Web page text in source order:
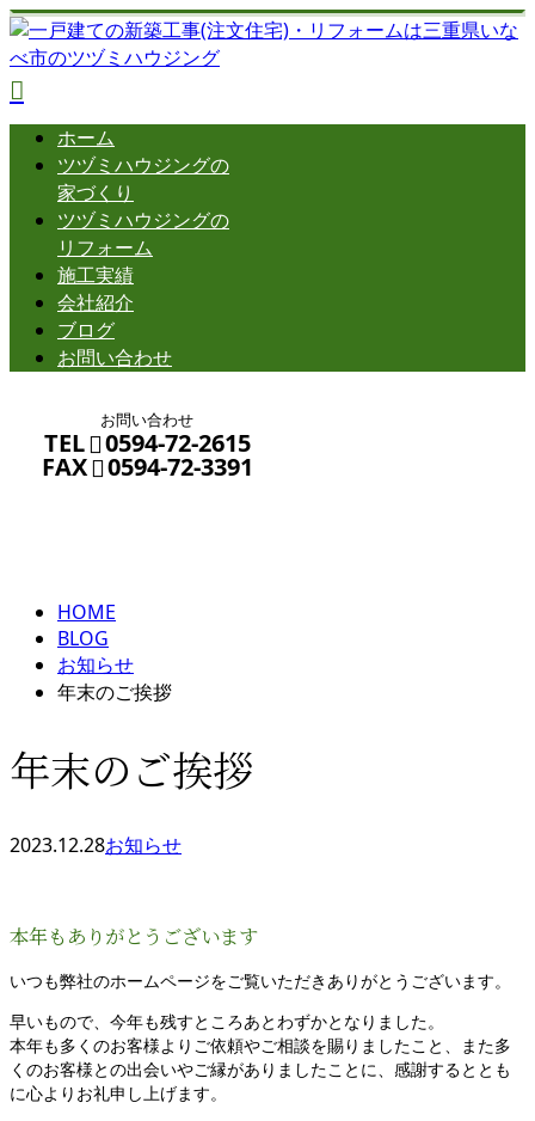
ホーム
ツヅミハウジングの
家づくり
ツヅミハウジングの
リフォーム
施工実績
会社紹介
ブログ
お問い合わせ
お問い合わせ
TEL 0594-72-2615
FAX 0594-72-3391
HOME
BLOG
お知らせ
年末のご挨拶
年末のご挨拶
2023.12.28お知らせ
本年もありがとうございます
いつも弊社のホームページをご覧いただきありがとうございます。
早いもので、今年も残すところあとわずかとなりました。
本年も多くのお客様よりご依頼やご相談を賜りましたこと、また多
くのお客様との出会いやご縁がありましたことに、感謝するととも
に心よりお礼申し上げます。